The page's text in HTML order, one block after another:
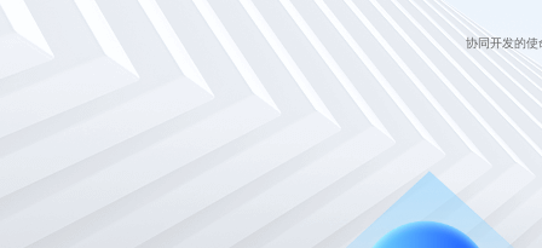
客户为先 创新致远 携手共赢
协同开发的使